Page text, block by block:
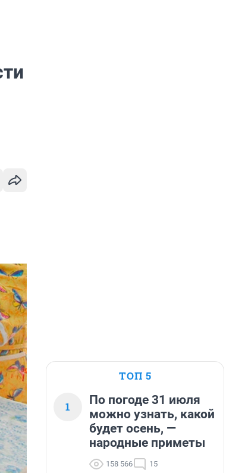
ТОП 5
1
По погоде 31 июля
можно узнать, какой
будет осень, —
народные приметы
158 566 15